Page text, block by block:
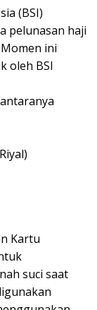
(BSI)
pelunasan haji
ini
oleh BSI
Kartu
suci saat